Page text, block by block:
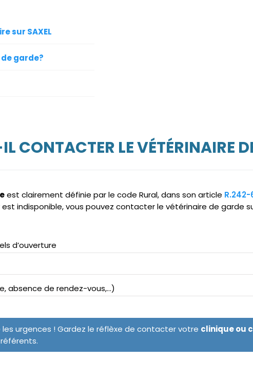
sur SAXEL
garde?
CONTACTER LE VÉTÉRINAIRE
est clairement définie par le code Rural, dans son article R.242-
indisponible, vous pouvez contacter le vétérinaire de garde sur
d’ouverture
absence de rendez-vous,...)
urgences ! Gardez le réflèxe de contacter votre clinique ou